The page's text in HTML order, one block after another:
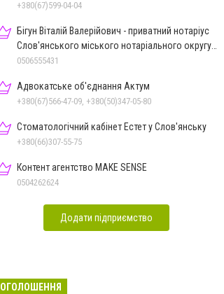
+380(67)599-04-04
Бігун Віталій Валерійович - приватний нотаріус
Слов'янського міського нотаріального округу
Дон.обл.
0506555431
Адвокатське об'єднання Актум
+380(67)566-47-09, +380(50)347-05-80
Стоматологічний кабінет Естет у Слов'янську
+380(66)307-55-75
Контент агентство MAKE SENSE
0504262624
Додати підприємство
ОГОЛОШЕННЯ